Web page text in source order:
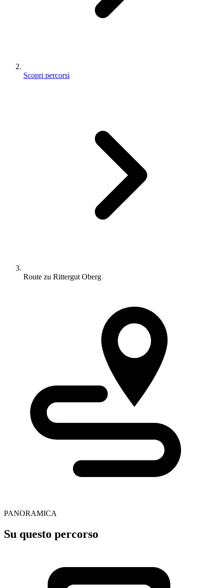
Scopri percorsi
Route zu Rittergut Oberg
PANORAMICA
Su questo percorso